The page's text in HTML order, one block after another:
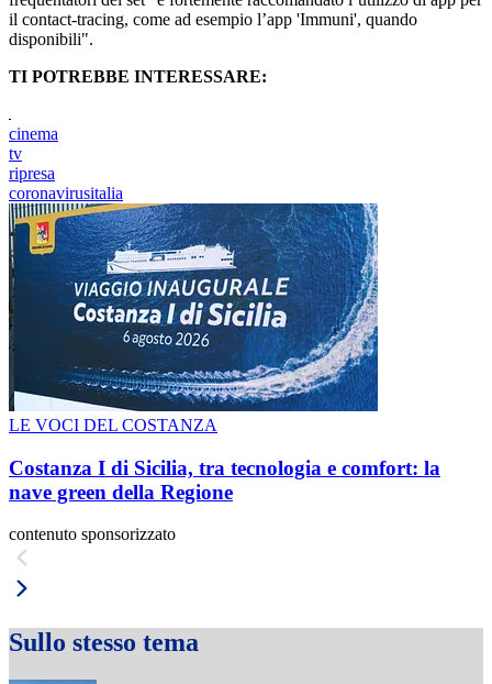
il contact-tracing, come ad esempio l’app 'Immuni', quando
disponibili".
TI POTREBBE INTERESSARE:
cinema
tv
ripresa
coronavirusitalia
LE VOCI DEL COSTANZA
Costanza I di Sicilia, tra tecnologia e comfort: la
nave green della Regione
contenuto sponsorizzato
Sullo stesso tema